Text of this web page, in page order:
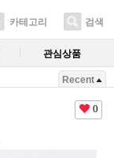
카테고리 검색
관심상품
Recent
0